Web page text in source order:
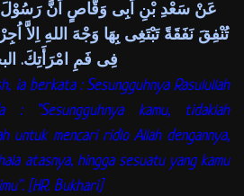
عَنْ سَعْدِ بْنِ اَبِى وَقَّاصٍ اَنَّ رَسُوْلَ
تُنْفِقَ نَفَقَةً تَبْتَغِى بِهَا وَجْهَ اللهِ اِلاَّ
فِى فَمِ امْرَأَتِكَ.
ia berkata : Sesungguhnya Rasulullah
: "Sesungguhnya kamu, tidaklah
untuk mencari ridlo Allah dengannya,
atasnya, hingga sesuatu yang kamu
[HR. Bukhari]